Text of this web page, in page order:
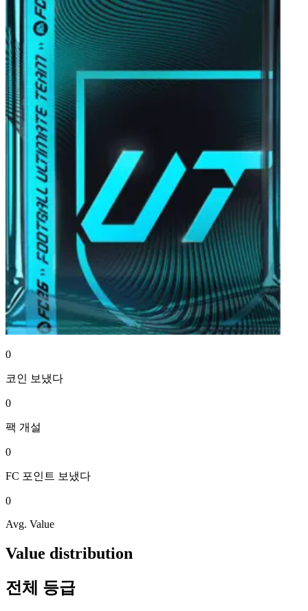
0
코인 보냈다
0
팩 개설
0
FC 포인트 보냈다
0
Avg. Value
Value distribution
전체 등급